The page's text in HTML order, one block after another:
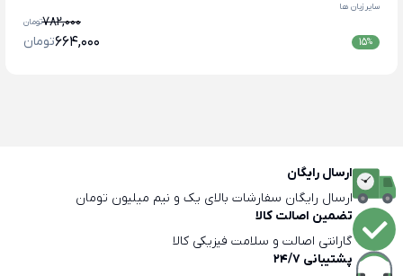
سایر زبان ها
تومان782,000
%
15 تومان664,000
ارسال رایگان
ارسال رایگان سفارشات بالای یک و نیم میلیون تومان
تضمین اصالت کالا
گارانتی اصالت و سلامت فیزیکی کالا
پشتیبانی 24/7